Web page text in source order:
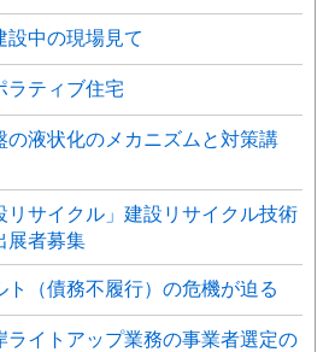
中の現場見て
ラティブ住宅
の液状化のメカニズムと対策講
リサイクル」建設リサイクル技術
展者募集
ト（債務不履行）の危機が迫る
ライトアップ業務の事業者選定の